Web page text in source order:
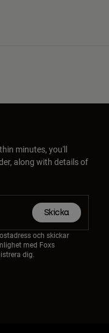
minutes, you'll
along with details of
Skicka
och skickar
med Foxs
dig.